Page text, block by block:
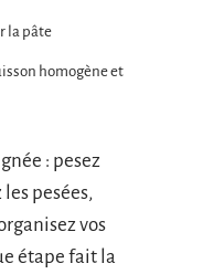
la pâte
homogène et
: pesez
pesées,
vos
étape fait la